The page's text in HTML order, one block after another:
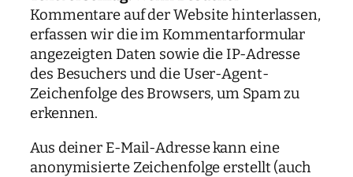
Kommentare auf der Website hinterlassen,
erfassen wir die im Kommentarformular
angezeigten Daten sowie die IP-Adresse
des Besuchers und die User-Agent-
Zeichenfolge des Browsers, um Spam zu
erkennen.
Aus deiner E-Mail-Adresse kann eine
anonymisierte Zeichenfolge erstellt (auch